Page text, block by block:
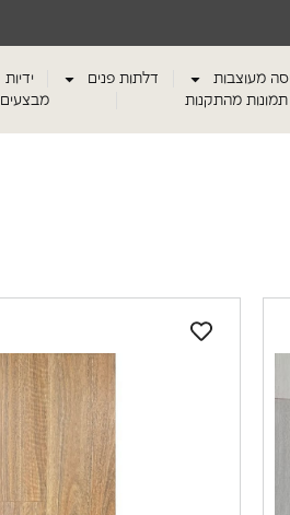
מעוצבות דלתות פנים ידיות
תמונות מהתקנות מבצעים